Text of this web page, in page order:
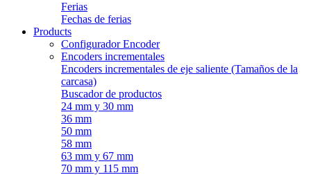
Ferias
Fechas de ferias
Products
Configurador Encoder
Encoders incrementales
Encoders incrementales de eje saliente (Tamaños de la
carcasa)
Buscador de productos
24 mm y 30 mm
36 mm
50 mm
58 mm
63 mm y 67 mm
70 mm y 115 mm